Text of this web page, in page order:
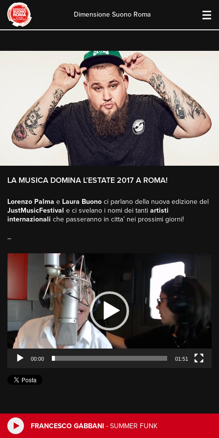
FRANCESCO GABBANI - SUMMER FUNK
content
Dimensione Suono Roma
LA MUSICA DOMINA L’ESTATE 2017 A ROMA!
Lorenzo Palma e Laura Buono ci parlano della nuova edizione del
JustMusicFestival e ci svelano i nomi dei tanti artisti
internazionali che passeranno in citta’ nei prossimi giorni!
–
00:00 01:51